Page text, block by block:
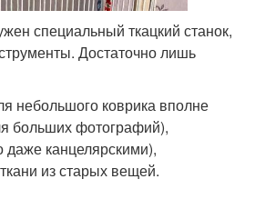
специальный ткацкий станок,
Достаточно лишь
небольшого коврика вполне
больших фотографий),
даже канцелярскими),
из старых вещей.